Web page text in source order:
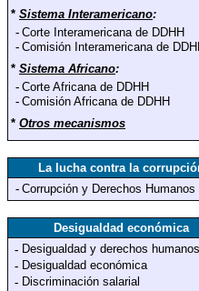
* Sistema Interamericano:
- Corte Interamericana de DDHH
- Comisión Interamericana de
* Sistema Africano:
- Corte Africana de DDHH
- Comisión Africana de DDHH
* Otros mecanismos
La lucha contra la
- Corrupción y Derechos Humanos
Desigualdad económica
- Desigualdad y derechos humanos
- Desigualdad económica
- Discriminación salarial